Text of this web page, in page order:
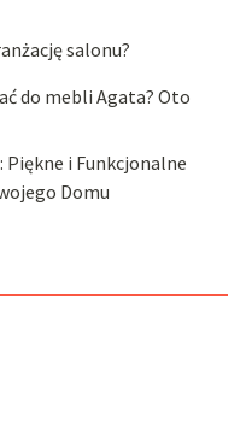
salonu?
do mebli Agata? Oto
i Funkcjonalne
Domu